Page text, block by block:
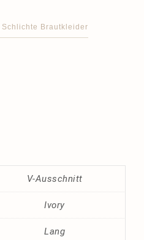
Schlichte Brautkleider
V-Ausschnitt
Ivory
Lang